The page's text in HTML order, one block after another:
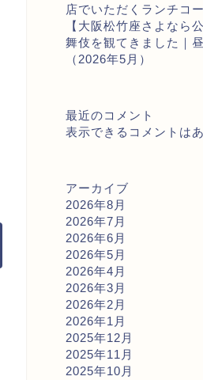
店でいただくランチコ
【大阪松竹座さよなら
舞伎を観てきました｜
（2026年5月）
最近のコメント
表示できるコメントは
アーカイブ
2026年8月
2026年7月
2026年6月
2026年5月
2026年4月
2026年3月
2026年2月
2026年1月
2025年12月
2025年11月
2025年10月